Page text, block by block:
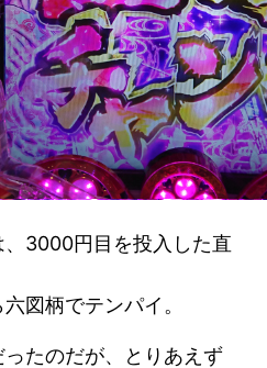
3000円目を投入した直
図柄でテンパイ。
たのだが、とりあえず